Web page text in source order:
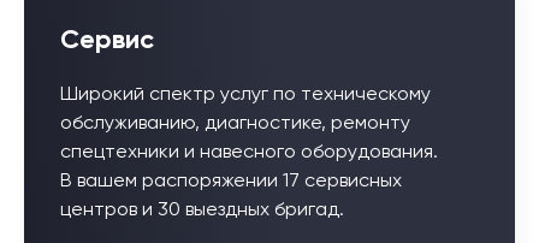
Сервис
Широкий спектр услуг по техническому
обслуживанию, диагностике, ремонту
спецтехники и навесного оборудования.
В вашем распоряжении 17 сервисных
центров и 30 выездных бригад.